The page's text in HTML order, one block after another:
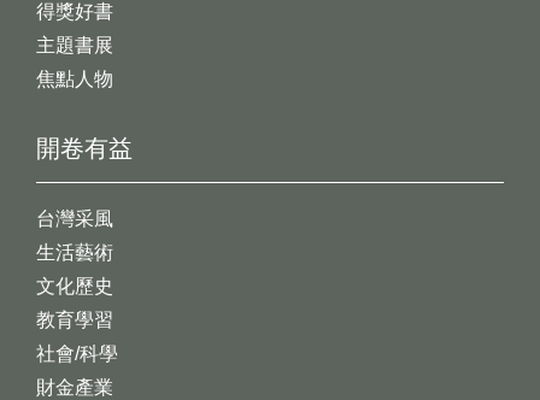
開卷有益
台灣采風
生活藝術
文化歷史
教育學習
社會/科學
財金產業
得獎好書
主題書展
焦點人物